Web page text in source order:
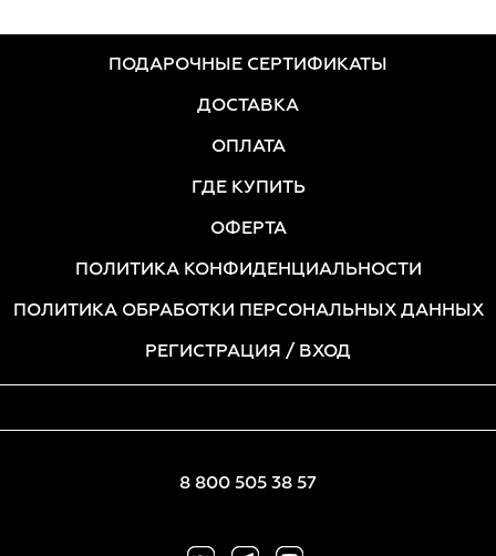
ПОДАРОЧНЫЕ СЕРТИФИКАТЫ
ДОСТАВКА
ОПЛАТА
ГДЕ КУПИТЬ
ОФЕРТА
ПОЛИТИКА КОНФИДЕНЦИАЛЬНОСТИ
ПОЛИТИКА ОБРАБОТКИ ПЕРСОНАЛЬНЫХ ДАННЫХ
РЕГИСТРАЦИЯ / ВХОД
8 800 505 38 57